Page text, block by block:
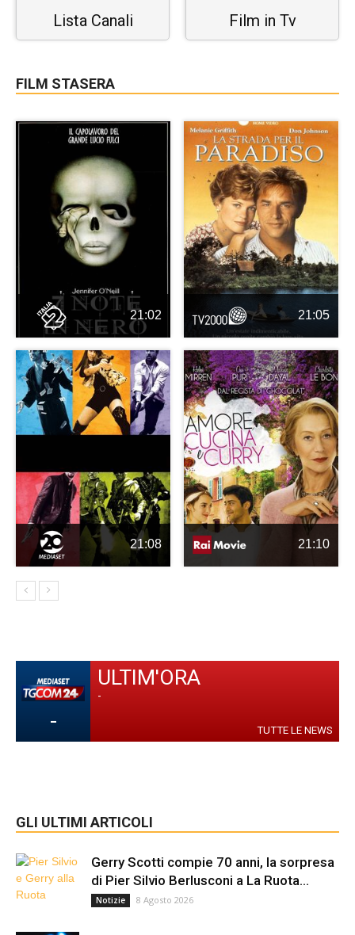
Lista Canali Film in Tv
FILM STASERA
21:02 21:05
21:08 21:10
-
ULTIM'ORA
-
TUTTE LE NEWS
GLI ULTIMI ARTICOLI
Gerry Scotti compie 70 anni, la sorpresa
di Pier Silvio Berlusconi a La Ruota...
Notizie 8 Agosto 2026